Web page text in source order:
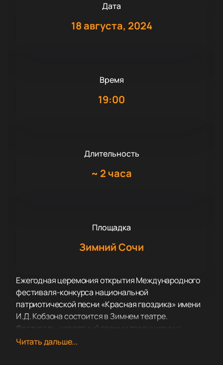
Дата
18 августа, 2024
Время
19:00
Длительность
~ 2 часа
Площадка
Зимний Сочи
Ежегодная церемония открытия Международного
фестиваля-конкурса национальной
патриотической песни «Красная гвоздика» имени
И.Д. Кобзона состоится в Зимнем театре.
Фестиваль, известный своими традициями и
высоким уровнем исполнения, соберет лауреатов
Читать дальше...